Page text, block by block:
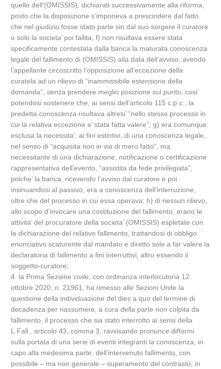
quello dell'(OMISSIS), dichiarati successivamente alla riforma,
posto che la disposizione s’imponeva a prescindere dal fatto
che nel giudizio fosse stato parte sin dal suo sorgere il curatore
o solo la societa’ poi fallita; f) non risultava essere stata
specificamente contestata dalla banca la maturata conoscenza
legale del fallimento di (OMISSIS) alla data dell’avviso, avendo
l’appellante circoscritto l’opposizione all’eccezione della
curatela ad un rilievo di “inammissibile estensione della
domanda”, senza prendere meglio posizione sul punto, cosi’
potendosi sostenere che, ai sensi dell’articolo 115 c.p.c., la
predetta conoscenza risultava altresi’ “nello stesso processo in
cui la relativa eccezione e’ stata fatta valere”; g) era comunque
esclusa la necessita’, ai fini estintivi, di una conoscenza legale,
nel senso di “acquisita non in via di mero fatto”, ma
necessitante di una dichiarazione, notificazione o certificazione
rappresentativa dell’evento, “assistita da fede privilegiata”,
poiche’ la banca, ricevendo l’avviso dal curatore e poi
insinuandosi al passivo, era a conoscenza dell’interruzione,
oltre che del processo in cui essa operava; h) di nessun rilievo,
allo scopo d’invocare una costituzione del fallimento, erano le
attivita’ del procuratore della societa’ (OMISSIS) espletate con
la dichiarazione del relativo fallimento, trattandosi di obbligo
enunciativo scaturente dal mandato e diretto solo a far valere la
declaratoria di fallimento a fini interruttivi, altro essendo il
soggetto-curatore;
4. la Prima Sezione civile, con ordinanza interlocutoria 12
ottobre 2020, n. 21961, ha rimesso alle Sezioni Unite la
questione della individuazione del dies a quo del termine di
decadenza per riassumere, a cura della parte non colpita da
fallimento, il processo che sia stato interrotto ai sensi della
L.Fall., articolo 43, comma 3, ravvisando pronunce difformi
sulla portata di una serie di eventi integranti la conoscenza, in
capo alla medesima parte, dell’intervenuto fallimento, con
possibile – ma non generale – superamento del contrasto, in